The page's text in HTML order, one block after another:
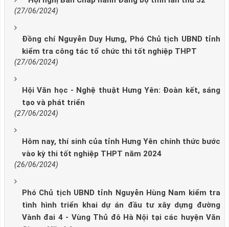
(27/06/2024)
Đồng chí Nguyễn Duy Hưng, Phó Chủ tịch UBND tỉnh
kiểm tra công tác tổ chức thi tốt nghiệp THPT
(27/06/2024)
Hội Văn học - Nghệ thuật Hưng Yên: Đoàn kết, sáng
tạo và phát triển
(27/06/2024)
Hôm nay, thí sinh của tỉnh Hưng Yên chính thức bước
vào kỳ thi tốt nghiệp THPT năm 2024
(26/06/2024)
Phó Chủ tịch UBND tỉnh Nguyễn Hùng Nam kiểm tra
tình hình triển khai dự án đầu tư xây dựng đường
Vành đai 4 - Vùng Thủ đô Hà Nội tại các huyện Văn